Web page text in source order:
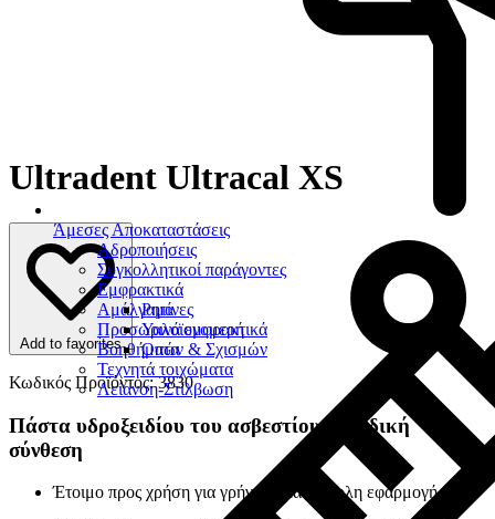
Άμεσες Αποκαταστάσεις
Αδροποιήσεις
Συγκολλητικοί παράγοντες
Εμφρακτικά
Ρητίνες
Υαλοϊονομερή
Οπών & Σχισμών
Αμάλγαμα
Προσωρινά εμφρακτικά
Βοηθήματα
Τεχνητά τοιχώματα
Λείανση-Στίλβωση
Ultradent Ultracal XS
Add to favorites
Κωδικός Προϊόντος: 3830
Πάστα υδροξειδίου του ασβεστίου με ειδική
σύνθεση
Έτοιμο προς χρήση για γρήγορη και εύκολη εφαρμογή